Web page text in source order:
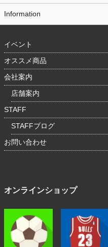
Information
イベント
オススメ商品
会社案内
店舗案内
STAFF
STAFFブログ
お問い合わせ
オンラインショップ